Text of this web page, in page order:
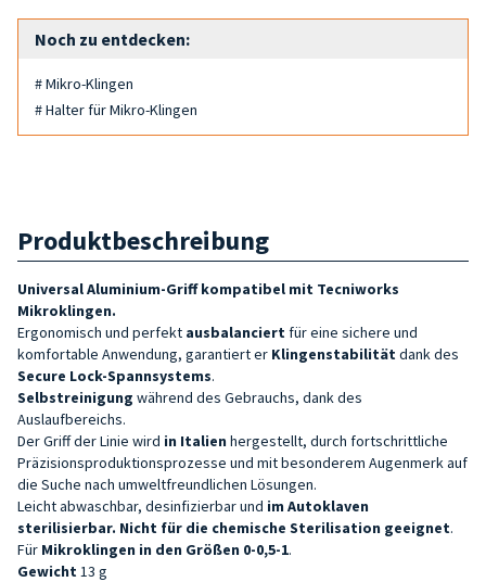
Noch zu entdecken:
# Mikro-Klingen
# Halter für Mikro-Klingen
Produktbeschreibung
Universal Aluminium-Griff kompatibel mit Tecniworks
Mikroklingen.
Ergonomisch und perfekt ausbalanciert für eine sichere und
komfortable Anwendung, garantiert er Klingenstabilität dank des
Secure Lock-Spannsystems.
Selbstreinigung während des Gebrauchs, dank des
Auslaufbereichs.
Der Griff der Linie wird in Italien hergestellt, durch fortschrittliche
Präzisionsproduktionsprozesse und mit besonderem Augenmerk auf
die Suche nach umweltfreundlichen Lösungen.
Leicht abwaschbar, desinfizierbar und im Autoklaven
sterilisierbar. Nicht für die chemische Sterilisation geeignet.
Für Mikroklingen in den Größen 0-0,5-1.
Gewicht 13 g